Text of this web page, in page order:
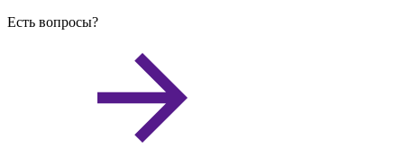
Есть вопросы?